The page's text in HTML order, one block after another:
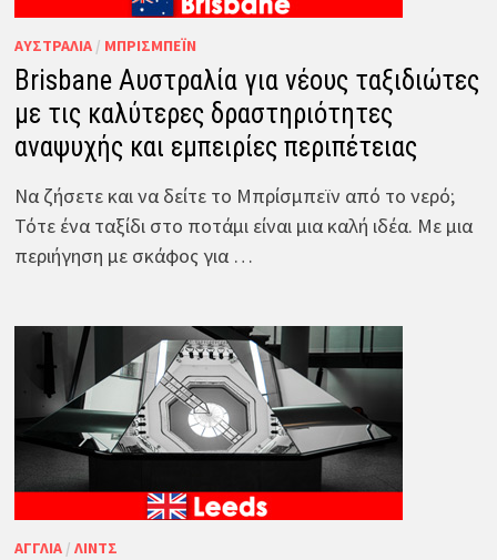
ΑΥΣΤΡΑΛΊΑ/ ΜΠΡΊΣΜΠΕΪΝ
Brisbane Αυστραλία για νέους ταξιδιώτες
με τις καλύτερες δραστηριότητες
αναψυχής και εμπειρίες περιπέτειας
Να ζήσετε και να δείτε το Μπρίσμπεϊν από το νερό;
Τότε ένα ταξίδι στο ποτάμι είναι μια καλή ιδέα. Με μια
περιήγηση με σκάφος για …
ΑΓΓΛΊΑ/ ΛΙΝΤΣ